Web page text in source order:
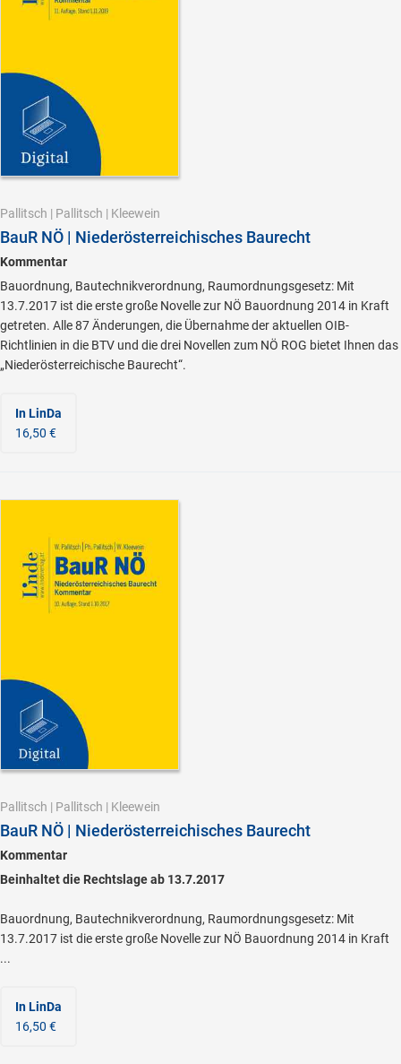
Pallitsch | Pallitsch | Kleewein
BauR NÖ | Niederösterreichisches Baurecht
Kommentar
Bauordnung, Bautechnikverordnung, Raumordnungsgesetz: Mit
13.7.2017 ist die erste große Novelle zur NÖ Bauordnung 2014 in Kraft
getreten. Alle 87 Änderungen, die Übernahme der aktuellen OIB-
Richtlinien in die BTV und die drei Novellen zum NÖ ROG bietet Ihnen das
„Niederösterreichische Baurecht“.
In LinDa
16,50 €
Pallitsch | Pallitsch | Kleewein
BauR NÖ | Niederösterreichisches Baurecht
Kommentar
Beinhaltet die Rechtslage ab 13.7.2017
Bauordnung, Bautechnikverordnung, Raumordnungsgesetz: Mit
13.7.2017 ist die erste große Novelle zur NÖ Bauordnung 2014 in Kraft
...
In LinDa
16,50 €